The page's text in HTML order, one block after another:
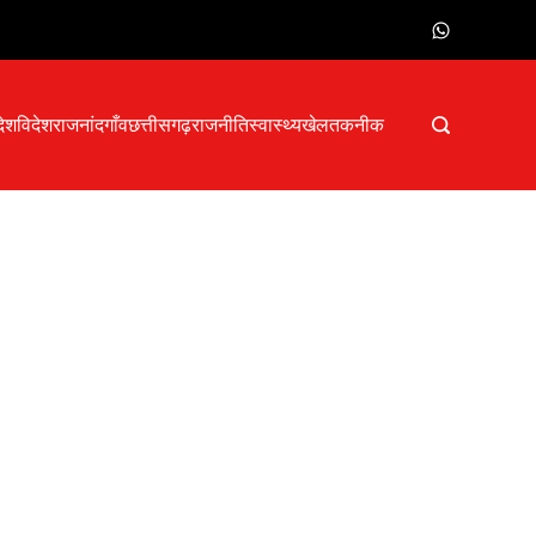
विदेशराजनांदगाँवछत्तीसगढ़राजनीतिस्वास्थ्यखेलतकनीक